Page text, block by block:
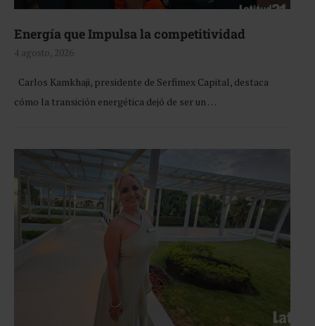
Energía que Impulsa la competitividad
4 agosto, 2026
Carlos Kamkhaji, presidente de Serfimex Capital, destaca
cómo la transición energética dejó de ser un …